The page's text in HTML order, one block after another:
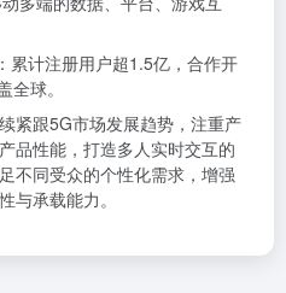
累计注册用户超1.5亿，合作开
全球。
紧跟5G市场发展趋势，注重产
品性能，打造多人实时交互的
不同受众的个性化需求，增强
与承载能力。